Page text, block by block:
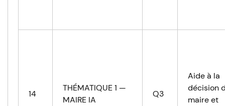
14
THÉMATIQUE 1 —
MAIRE IA
Q3
Aide à la
décision
maire et